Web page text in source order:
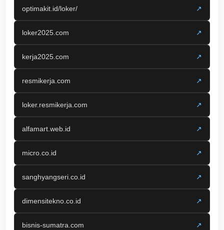
optimakit.id/loker/ ↗
loker2025.com ↗
kerja2025.com ↗
resmikerja.com ↗
loker.resmikerja.com ↗
alfamart.web.id ↗
micro.co.id ↗
sanghyangseri.co.id ↗
dimensitekno.co.id ↗
bisnis-sumatra.com ↗